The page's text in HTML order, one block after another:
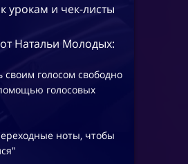
урокам и чек-листы
от Натальи Молодых:
своим голосом свободно
голосовых
ноты, чтобы